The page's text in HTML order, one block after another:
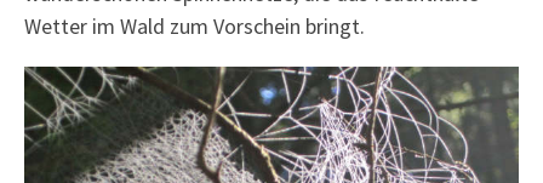
Wetter im Wald zum Vorschein bringt.